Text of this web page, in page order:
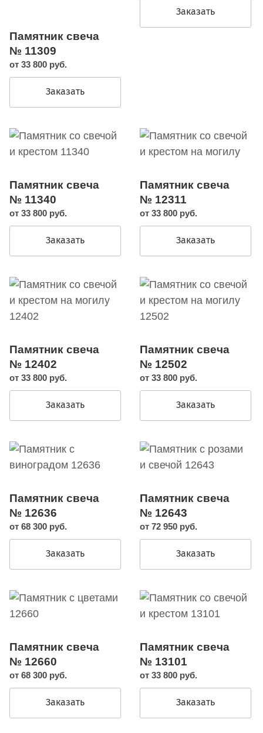
Памятник свеча
№ 11309
от 33 800 руб.
Заказать
Заказать
Памятник свеча
№ 11340
от 33 800 руб.
Заказать
Памятник свеча
№ 12311
от 33 800 руб.
Заказать
Памятник свеча
№ 12402
от 33 800 руб.
Заказать
Памятник свеча
№ 12502
от 33 800 руб.
Заказать
Памятник свеча
№ 12636
от 68 300 руб.
Заказать
Памятник свеча
№ 12643
от 72 950 руб.
Заказать
Памятник свеча
№ 12660
от 68 300 руб.
Заказать
Памятник свеча
№ 13101
от 33 800 руб.
Заказать